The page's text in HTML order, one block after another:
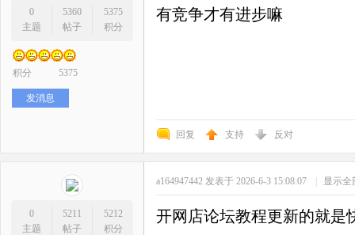
0
主题
5360
帖子
5375
积分
积分 5375
发消息
有竞争才有进步嘛
回复 支持 反对
0
主题
5211
帖子
5212
积分
a164947442 发表于 2026-6-3 15:08:07 | 显示全
开网店论坛教程更新的就是